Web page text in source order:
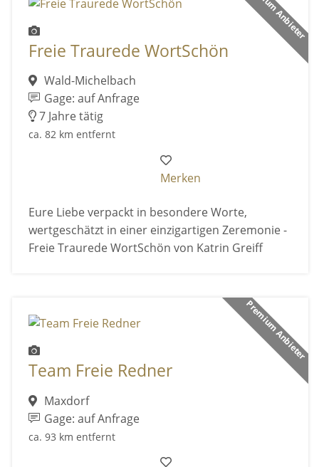
Freie Traurede WortSchön
Wald-Michelbach
Gage: auf Anfrage
7 Jahre tätig
ca. 82 km entfernt
Merken
Eure Liebe verpackt in besondere Worte,
wertgeschätzt in einer einzigartigen Zeremonie -
Freie Traurede WortSchön von Katrin Greiff
Premium Anbieter
Team Freie Redner
Maxdorf
Gage: auf Anfrage
ca. 93 km entfernt